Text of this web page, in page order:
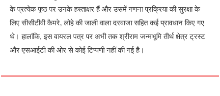
के प्रत्येक पृष्ठ पर उनके हस्ताक्षर हैं और उसमें गणना प्रक्रिया की सुरक्षा के
लिए सीसीटीवी कैमरे, लोहे की जाली वाला दरवाजा सहित कई प्रावधान किए गए
थे। हालांकि, इस वायरल पत्र पर अभी तक श्रीराम जन्मभूमि तीर्थ क्षेत्र ट्रस्ट
और एसआईटी की ओर से कोई टिप्पणी नहीं की गई है।